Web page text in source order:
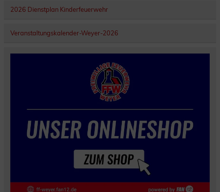
2026 Dienstplan Kinderfeuerwehr
Veranstaltungskalender-Weyer-2026